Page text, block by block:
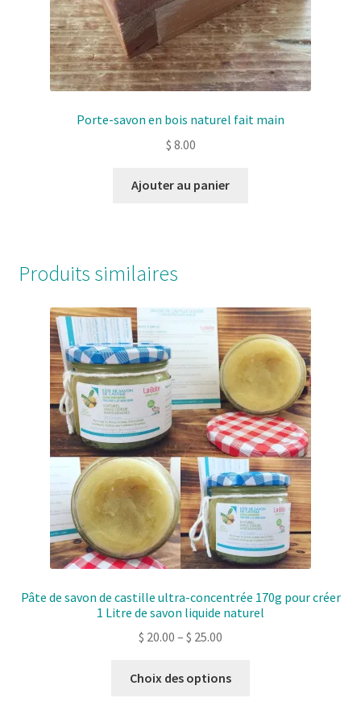
Porte-savon en bois naturel fait main
$ 8.00
Ajouter au panier
Produits similaires
Pâte de savon de castille ultra-concentrée 170g pour créer
1 Litre de savon liquide naturel
$ 20.00 – $ 25.00
Choix des options